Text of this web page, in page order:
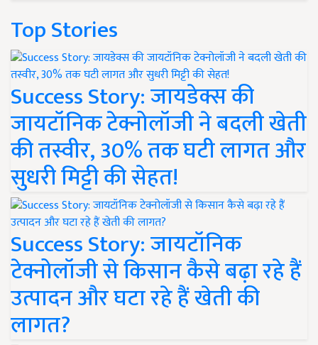
Top Stories
Success Story: जायडेक्स की
जायटॉनिक टेक्नोलॉजी ने बदली खेती
की तस्वीर, 30% तक घटी लागत और
सुधरी मिट्टी की सेहत!
Success Story: जायटॉनिक
टेक्नोलॉजी से किसान कैसे बढ़ा रहे हैं
उत्पादन और घटा रहे हैं खेती की
लागत?